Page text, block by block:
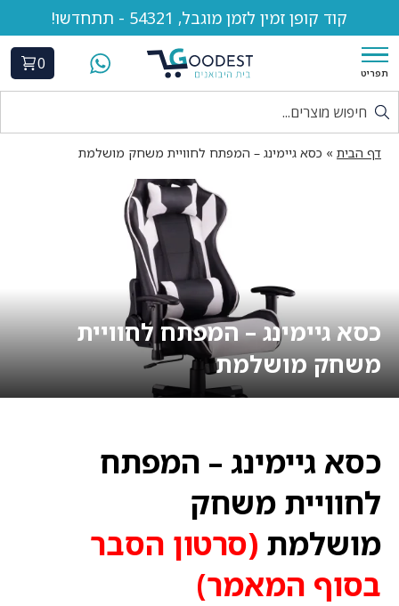
קוד קופן זמין לזמן מוגבל, 54321 - תתחדשו!
תפריט
0
דף הבית » כסא גיימינג – המפתח לחוויית משחק מושלמת
כסא גיימינג – המפתח לחוויית
משחק מושלמת
כסא גיימינג – המפתח
לחוויית משחק
מושלמת (סרטון הסבר
בסוף המאמר)